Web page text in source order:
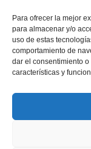
Para ofrecer la mejor
para almacenar y/o
uso de estas
comportamiento de
dar el consentimiento
características yHe leído y